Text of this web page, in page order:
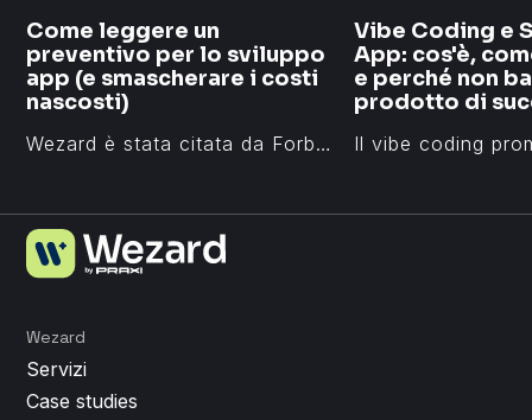
Come leggere un
preventivo per lo sviluppo
app (e smascherare i costi
nascosti)
Wezard è stata citata da Forbes Italia, Il Sole 24 Ore, Corriere della Sera e La Stampa per i prodotti digitali sviluppati e per il suo impatto nel settore edtech e tecnologico italiano. Ecco le principali menzioni media dal 2018 ad oggi.
Vibe Coding e
App: cos'è,
e perché non
prodotto di
Wezard
Servizi
Case studies